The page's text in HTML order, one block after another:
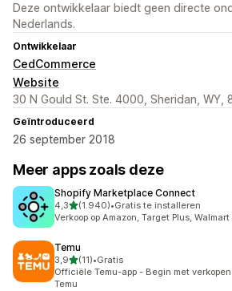
Deze ontwikkelaar biedt geen directe
Nederlands.
Ontwikkelaar
CedCommerce
Website
30 N Gould St. Ste. 4000, Sheridan, WY,
Geïntroduceerd
26 september 2018
Meer apps zoals deze
Shopify Marketplace Connect
4,3van 5 sterren
(1.940)
1940 recensies in totaal
•Gratis te installeren
Verkoop op Amazon, Target Plus,
Temu
3,9van 5 sterren
(11)
11 recensies in totaal
•Gratis
Officiële Temu-app - Begin met
Temu